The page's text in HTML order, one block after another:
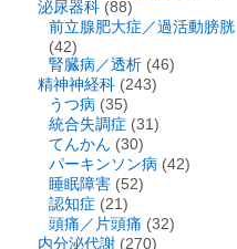
泌尿器科 (88)
前立腺肥大症／過活動膀胱
(42)
腎臓病／透析 (46)
精神神経科 (243)
うつ病 (35)
統合失調症 (31)
てんかん (30)
パーキンソン病 (42)
睡眠障害 (52)
認知症 (21)
頭痛／片頭痛 (32)
内分泌代謝 (270)